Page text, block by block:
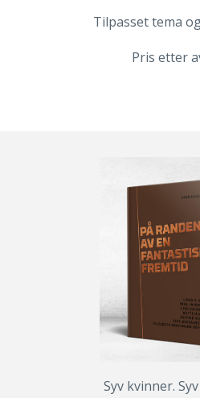
Tilpasset tema
Pris etter
Syv kvinner.